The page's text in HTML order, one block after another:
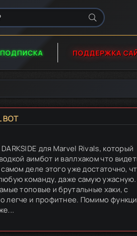
ПОДПИСКА ПОДДЕРЖКА
BOT
для Marvel Rivals, который
аимбот и валлхаком что
деле этого уже достаточно,
команду, даже самую ужасную.
топовые и брутальные хаки, с
легче и профитнее. Помимо